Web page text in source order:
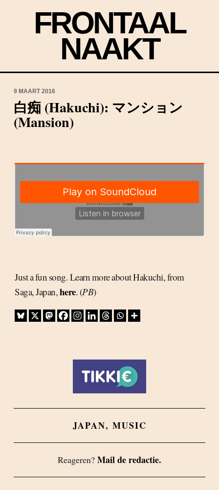
FRONTAAL
NAAKT
9 MAART 2016
白痴 (Hakuchi): マンション
(Mansion)
Just a fun song. Learn more about Hakuchi, from
Saga, Japan,here. (PB)
JAPAN, MUSIC
Reageren? Mail de redactie.